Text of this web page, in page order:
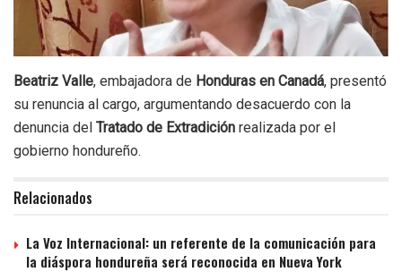
Beatriz Valle, embajadora de Honduras en Canadá, presentó
su renuncia al cargo, argumentando desacuerdo con la
denuncia del Tratado de Extradición realizada por el
gobierno hondureño.
Relacionados
La Voz Internacional: un referente de la comunicación para
la diáspora hondureña será reconocida en Nueva York